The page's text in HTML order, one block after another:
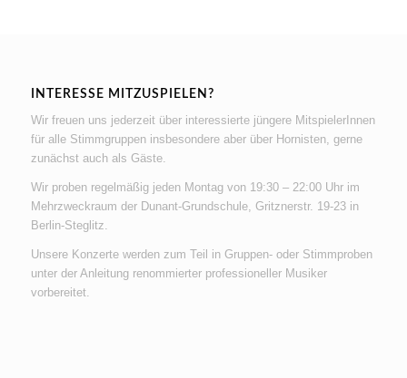
INTERESSE MITZUSPIELEN?
Wir freuen uns jederzeit über interessierte jüngere MitspielerInnen
für alle Stimmgruppen insbesondere aber über Hornisten, gerne
zunächst auch als Gäste.
Wir proben regelmäßig jeden Montag von 19:30 – 22:00 Uhr im
Mehrzweckraum der Dunant-Grundschule, Gritznerstr. 19-23 in
Berlin-Steglitz.
Unsere Konzerte werden zum Teil in Gruppen- oder Stimmproben
unter der Anleitung renommierter professioneller Musiker
vorbereitet.